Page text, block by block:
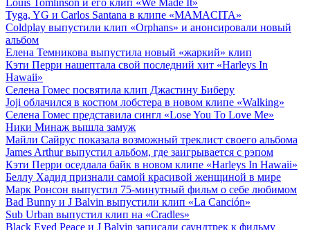
Louis Tomlinson и его клип «We Made It»
Tyga, YG и Carlos Santana в клипе «MAMACITA»
Coldplay выпустили клип «Orphans» и анонсировали новый
альбом
Елена Темникова выпустила новый «жаркий» клип
Кэти Перри нашептала свой последний хит «Harleys In
Hawaii»
Селена Гомес посвятила клип Джастину Биберу
Joji облачился в костюм лобстера в новом клипе «Walking»
Селена Гомес представила сингл «Lose You To Love Me»
Ники Минаж вышла замуж
Майли Сайрус показала возможный треклист своего альбома
James Arthur выпустил альбом, где заигрывается с рэпом
Кэти Перри оседлала байк в новом клипе «Harleys In Hawaii»
Беллу Хадид признали самой красивой женщиной в мире
Марк Ронсон выпустил 75-минутный фильм о себе любимом
Bad Bunny и J Balvin выпустили клип «La Canción»
Sub Urban выпустил клип на «Cradles»
Black Eyed Peace и J Balvin записали саундтрек к фильму